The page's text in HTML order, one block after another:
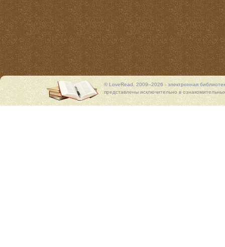
© LoveRead, 2009–2026 - электронная
представлены исключительно в